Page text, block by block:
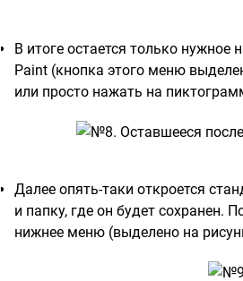
В итоге остается только
Paint (кнопка этого меню
или просто нажать на
Далее опять-таки откроется
и папку, где он будет сохранен.
нижнее меню (выделено на